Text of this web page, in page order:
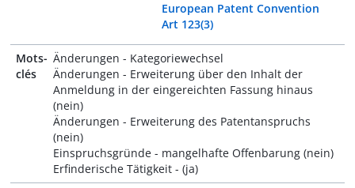
European Patent Convention
Art 123(3)
Mots-
clés
Änderungen - Kategoriewechsel
Änderungen - Erweiterung über den Inhalt der
Anmeldung in der eingereichten Fassung hinaus
(nein)
Änderungen - Erweiterung des Patentanspruchs
(nein)
Einspruchsgründe - mangelhafte Offenbarung (nein)
Erfinderische Tätigkeit - (ja)